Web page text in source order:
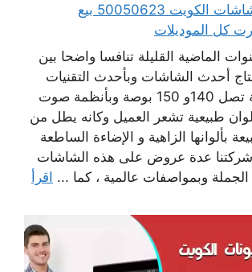
بيع تلفزيونات شاشات الكويت 50050623 بيع
كل الموديلات
الماضية القليلة تنافسا واضحا بين
أحدث الشاشات وبأحدث التقنيات
وبأحجام متنوعة تصل 140و 150 بوصة وبأنظمة صوت
طبيعية تشعر العميل وكانه يطل من
بألوانها الزاهية و الإضاءة الساطعة
شركتنا عدة عروض على هذه الشاشات
الجملة وبمواصفات عالمية ، كما ... اقرأ